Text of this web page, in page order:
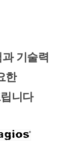
기술력
한
니다